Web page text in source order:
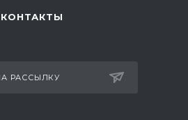
КОНТАКТЫ
РАССЫЛКУ